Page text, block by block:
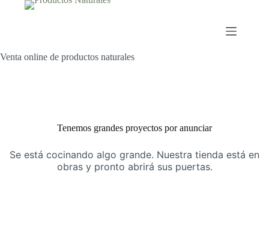
Venta online de productos naturales
Tenemos grandes proyectos por anunciar
Se está cocinando algo grande. Nuestra tienda está en
obras y pronto abrirá sus puertas.